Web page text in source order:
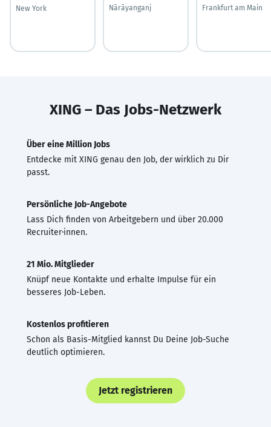
New York
Nārāyanganj
Frankfurt am Main
XING – Das Jobs-Netzwerk
Über eine Million Jobs
Entdecke mit XING genau den Job, der wirklich zu Dir
passt.
Persönliche Job-Angebote
Lass Dich finden von Arbeitgebern und über 20.000
Recruiter·innen.
21 Mio. Mitglieder
Knüpf neue Kontakte und erhalte Impulse für ein
besseres Job-Leben.
Kostenlos profitieren
Schon als Basis-Mitglied kannst Du Deine Job-Suche
deutlich optimieren.
Jetzt registrieren